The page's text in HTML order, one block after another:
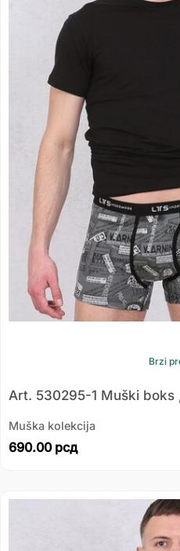
Brzi
Art. 530295-1 Muški boks
Muška kolekcija
690.00 рсд